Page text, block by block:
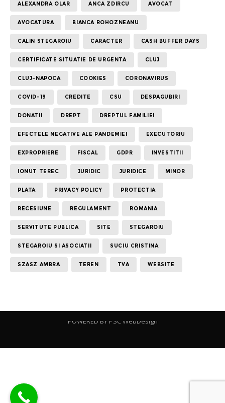
ALEXANDRA OLAR ANCA ZDIRCU AVOCAT
AVOCATURA BIANCA ROHOZNEANU
CALIN STEGAROIU CARACTER CASH BUFFER DAYS
CERTIFICATE SITUATIE DE URGENTA CLUJ
CLUJ-NAPOCA COOKIES CORONAVIRUS
COVID-19 CREDITE CSU DESPAGUBIRI
DONATII DREPT DREPTUL FAMILIEI
EFECTELE NEGATIVE ALE PANDEMIEI EXECUTORIU
EXPROPRIERE FISCAL GDPR INVESTITII
IONUT TEREC JURIDIC JURIDICE MINOR
PLATA PRIVACY POLICY PROTECTIA
RECESIUNE REGULAMENT ROMANIA
SERVITUTE PUBLICA SITE STEGAROIU
STEGAROIU SI ASOCIATII SUCIU CRISTINA
SZASZ AMBRA TEREN TVA WEBSITE
POWERED BY PSC WebDesign